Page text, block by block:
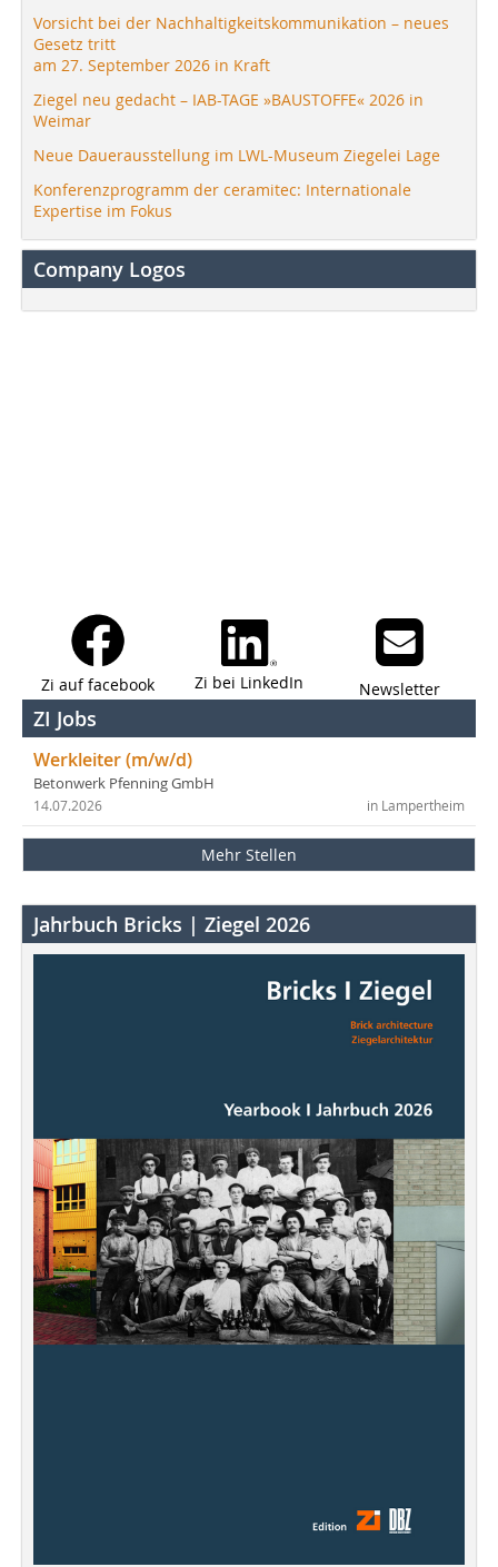
Vorsicht bei der Nachhaltigkeitskommunikation – neues
Gesetz tritt
am 27. September 2026 in Kraft
Ziegel neu gedacht – IAB-TAGE »BAUSTOFFE« 2026 in
Weimar
Neue Dauerausstellung im LWL-Museum Ziegelei Lage
Konferenzprogramm der ceramitec: Internationale
Expertise im Fokus
Company Logos
Zi auf facebook Zi bei LinkedIn Newsletter
ZI Jobs
Werkleiter (m/w/d)
Betonwerk Pfenning GmbH
in Lampertheim
14.07.2026
Mehr Stellen
Jahrbuch Bricks | Ziegel 2026